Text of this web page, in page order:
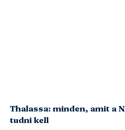
Thalassa: minden, amit a
tudni kell